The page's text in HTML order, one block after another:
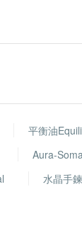
平衡油
Aura-
水晶手